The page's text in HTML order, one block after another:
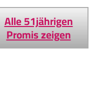
Alle 51jährigen
Promis zeigen